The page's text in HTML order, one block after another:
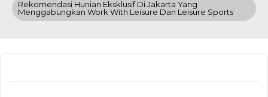
Rekomendasi Hunian Eksklusif Di Jakarta Yang
Menggabungkan Work With Leisure Dan Leisure Sports